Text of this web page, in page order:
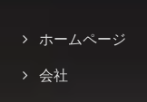
ホームページ
会社